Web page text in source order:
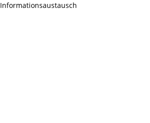
Informationsaustausch